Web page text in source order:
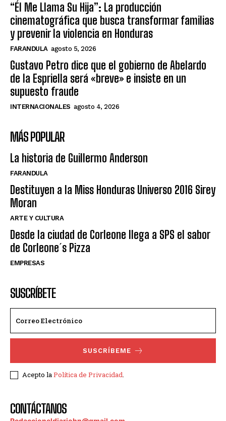
“Él Me Llama Su Hija”: La producción
cinematográfica que busca transformar familias
y prevenir la violencia en Honduras
FARANDULA agosto 5, 2026
Gustavo Petro dice que el gobierno de Abelardo
de la Espriella será «breve» e insiste en un
supuesto fraude
INTERNACIONALES agosto 4, 2026
MÁS POPULAR
La historia de Guillermo Anderson
FARANDULA
Destituyen a la Miss Honduras Universo 2016 Sirey
Moran
ARTE Y CULTURA
Desde la ciudad de Corleone llega a SPS el sabor
de Corleone´s Pizza
EMPRESAS
SUSCRÍBETE
SUSCRÍBEME
Acepto laPolítica de Privacidad.
CONTÁCTANOS